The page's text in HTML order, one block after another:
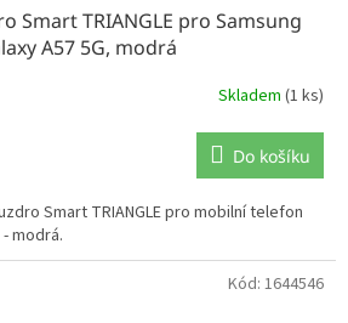
Smart TRIANGLE pro Samsung
A57 5G, modrá
Skladem (1 ks)
Do košíku
Smart TRIANGLE pro mobilní telefon
- modrá.
Kód: 1644546